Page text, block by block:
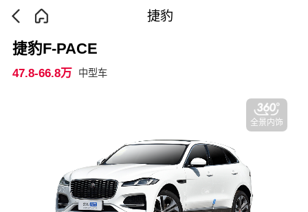
捷豹
全景内饰
捷豹F-PACE
47.8-66.8万 中型车